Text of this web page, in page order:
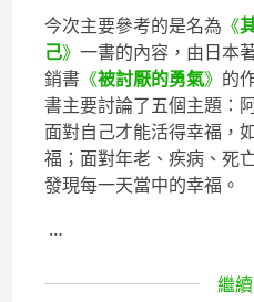
今次主要參考的是名為 《
己》一書的內容，由日本
銷書 《被討厭的勇氣》 的
書主要討論了五個主題：
面對自己才能活得幸福，
福；面對年老、疾病、死
發現每一天當中的幸福。
…
繼